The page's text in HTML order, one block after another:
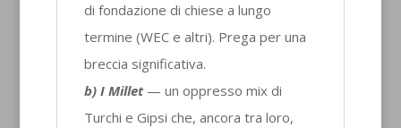
di fondazione di chiese a lungo
termine (WEC e altri). Prega per una
breccia significativa.
b) I Millet— un oppresso mix di
Turchi e Gipsi che, ancora tra loro,